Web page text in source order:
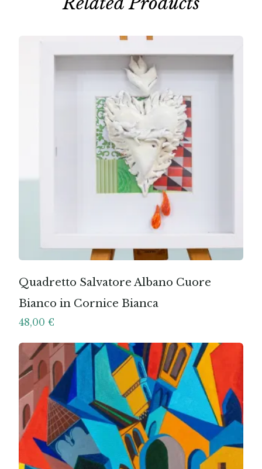
Quadretto Salvatore Albano Cuore
Bianco in Cornice Bianca
48,00 €